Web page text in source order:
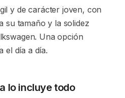
y de carácter joven, con
su tamaño y la solidez
Una opción
el día a día.
lo incluye todo